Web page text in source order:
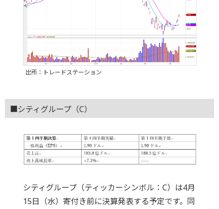
出所：トレードステーション
■シティグループ（C）
シティグループ（ティッカーシンボル：C）は4月
15日（水）寄付き前に決算発表する予定です。同